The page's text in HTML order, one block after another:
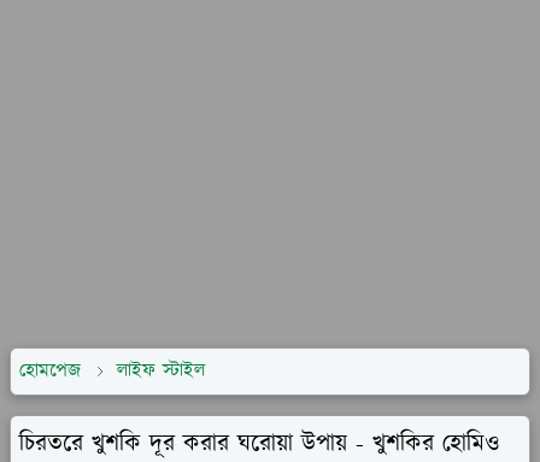
হোমপেজ লাইফ স্টাইল
চিরতরে খুশকি দূর করার ঘরোয়া উপায় - খুশকির হোমিও